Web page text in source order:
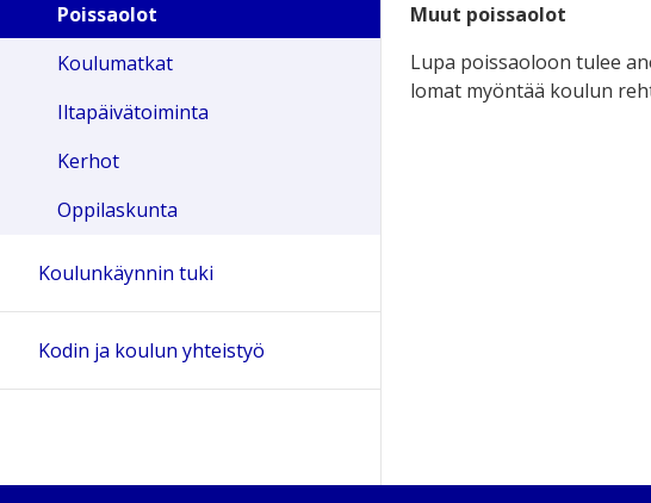
Muut poissaolot
Lupa poissaoloon tulee
lomat myöntää koulun
Poissaolot
Koulumatkat
Iltapäivätoiminta
Kerhot
Oppilaskunta
Koulunkäynnin tuki
Kodin ja koulun yhteistyö